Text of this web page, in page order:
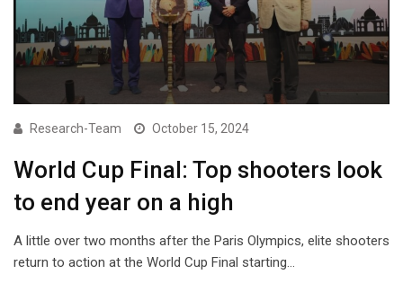
Research-Team October 15, 2024
World Cup Final: Top shooters look
to end year on a high
A little over two months after the Paris Olympics, elite shooters
return to action at the World Cup Final starting…